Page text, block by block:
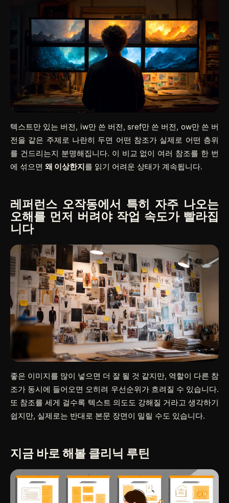
텍스트만 있는 버전, iw만 쓴 버전, sref만 쓴 버전, ow만 쓴 버
전을 같은 주제로 나란히 두면 어떤 참조가 실제로 어떤 층위
를 건드리는지 분명해집니다. 이 비교 없이 여러 참조를 한 번
에 섞으면 왜 이상한지를 읽기 어려운 상태가 계속됩니다.
레퍼런스 오작동에서 특히 자주 나오는
오해를 먼저 버려야 작업 속도가 빨라집
니다
좋은 이미지를 많이 넣으면 더 잘 될 것 같지만, 역할이 다른 참
조가 동시에 들어오면 오히려 우선순위가 흐려질 수 있습니다.
또 참조를 세게 걸수록 텍스트 의도도 강해질 거라고 생각하기
쉽지만, 실제로는 반대로 본문 장면이 밀릴 수도 있습니다.
지금 바로 해볼 클리닉 루틴